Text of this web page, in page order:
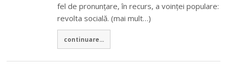
fel de pronunțare, în recurs, a voinței populare:
revolta socială. (mai mult…)
continuare...